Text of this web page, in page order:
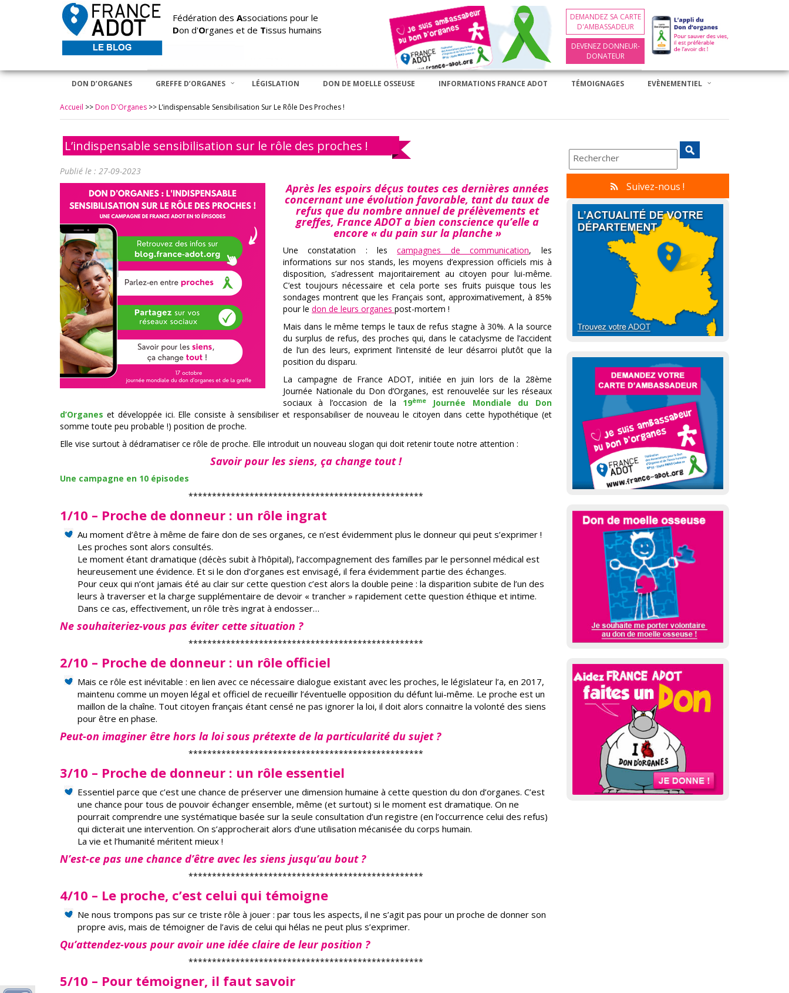
Fédération des Associations pour le
Don d'Organes et de Tissus humains
DEMANDEZ SA CARTE
D'AMBASSADEUR
DEVENEZ DONNEUR-
DONATEUR
DON D’ORGANES GREFFE D’ORGANES LÉGISLATION DON DE MOELLE OSSEUSE INFORMATIONS FRANCE ADOT TÉMOIGNAGES EVÈNEMENTIEL
Accueil >>Don D'Organes >>L’indispensable Sensibilisation Sur Le Rôle Des Proches !
L’indispensable sensibilisation sur le rôle des proches !
Publié le : 27-09-2023
Après les espoirs déçus toutes ces dernières années
concernant une évolution favorable, tant du taux de
refus que du nombre annuel de prélèvements et
greffes, France ADOT a bien conscience qu’elle a
encore « du pain sur la planche »
Une constatation : lescampagnes de communication, les
informations sur nos stands, les moyens d’expression officiels mis à
disposition, s’adressent majoritairement au citoyen pour lui-même.
C’est toujours nécessaire et cela porte ses fruits puisque tous les
sondages montrent que les Français sont, approximativement, à 85%
pour le don de leurs organes post-mortem !
Mais dans le même temps le taux de refus stagne à 30%. A la source
du surplus de refus, des proches qui, dans le cataclysme de l’accident
de l’un des leurs, expriment l’intensité de leur désarroi plutôt que la
position du disparu.
La campagne de France ADOT, initiée en juin lors de la 28ème
Journée Nationale du Don d’Organes, est renouvelée sur les réseaux
sociaux à l’occasion de la 19èmeJournée Mondiale du Don
d’Organes et développée ici. Elle consiste à sensibiliser et responsabiliser de nouveau le citoyen dans cette hypothétique (et
somme toute peu probable !) position de proche.
Elle vise surtout à dédramatiser ce rôle de proche. Elle introduit un nouveau slogan qui doit retenir toute notre attention :
Savoir pour les siens, ça change tout !
Une campagne en 10 épisodes
**************************************************
1/10 – Proche de donneur : un rôle ingrat
Au moment d’être à même de faire don de ses organes, ce n’est évidemment plus le donneur qui peut s’exprimer !
Les proches sont alors consultés.
Le moment étant dramatique (décès subit à l’hôpital), l’accompagnement des familles par le personnel médical est
heureusement une évidence. Et si le don d’organes est envisagé, il fera évidemment partie des échanges.
Pour ceux qui n’ont jamais été au clair sur cette question c’est alors la double peine : la disparition subite de l’un des
leurs à traverser et la charge supplémentaire de devoir « trancher » rapidement cette question éthique et intime.
Dans ce cas, effectivement, un rôle très ingrat à endosser…
Ne souhaiteriez-vous pas éviter cette situation ?
**************************************************
2/10 – Proche de donneur : un rôle officiel
Mais ce rôle est inévitable : en lien avec ce nécessaire dialogue existant avec les proches, le législateur l’a, en 2017,
maintenu comme un moyen légal et officiel de recueillir l’éventuelle opposition du défunt lui-même. Le proche est un
maillon de la chaîne. Tout citoyen français étant censé ne pas ignorer la loi, il doit alors connaitre la volonté des siens
pour être en phase.
Peut-on imaginer être hors la loi sous prétexte de la particularité du sujet ?
**************************************************
3/10 – Proche de donneur : un rôle essentiel
Essentiel parce que c’est une chance de préserver une dimension humaine à cette question du don d’organes. C’est
une chance pour tous de pouvoir échanger ensemble, même (et surtout) si le moment est dramatique. On ne
pourrait comprendre une systématique basée sur la seule consultation d’un registre (en l’occurrence celui des refus)
qui dicterait une intervention. On s’approcherait alors d’une utilisation mécanisée du corps humain.
La vie et l’humanité méritent mieux !
N’est-ce pas une chance d’être avec les siens jusqu’au bout ?
**************************************************
4/10 – Le proche, c’est celui qui témoigne
Ne nous trompons pas sur ce triste rôle à jouer : par tous les aspects, il ne s’agit pas pour un proche de donner son
propre avis, mais de témoigner de l’avis de celui qui hélas ne peut plus s’exprimer.
Qu’attendez-vous pour avoir une idée claire de leur position ?
**************************************************
5/10 – Pour témoigner, il faut savoir
Suivez-nous !